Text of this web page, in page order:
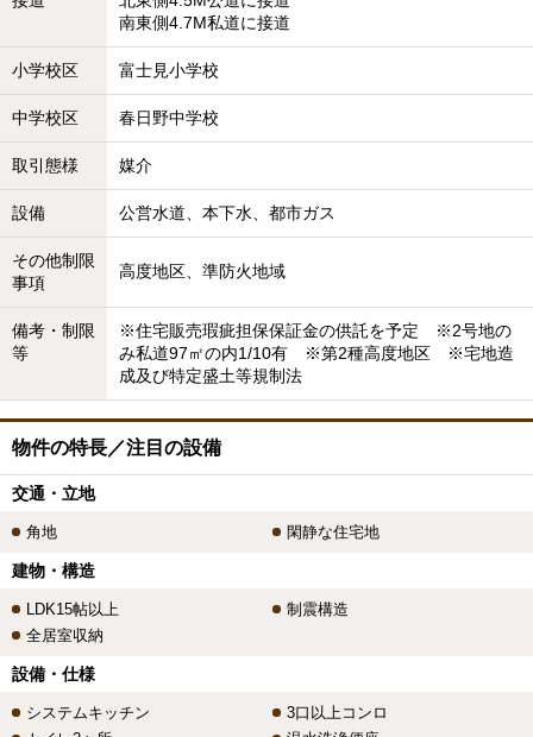
南東側4.7M私道に接道
小学校区 富士見小学校
中学校区 春日野中学校
取引態様 媒介
設備 公営水道、本下水、都市ガス
その他制限
事項
高度地区、準防火地域
備考・制限
等
※住宅販売瑕疵担保保証金の供託を予定 ※2号地の
み私道97㎡の内1/10有 ※第2種高度地区 ※宅地造
成及び特定盛土等規制法
物件の特長／注目の設備
交通・立地
角地 閑静な住宅地
建物・構造
LDK15帖以上
制震構造
全居室収納
設備・仕様
システムキッチン
3口以上コンロ